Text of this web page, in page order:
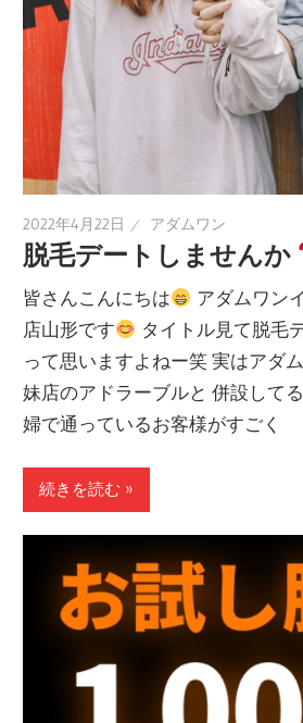
2022年4月22日 アダムワン
脱毛デートしませんか
皆さんこんにちは
アダムワン
店山形です
タイトル見て脱毛
って思いますよねー笑 実はアダ
妹店のアドラーブルと 併設して
婦で通っているお客様がすごく
続きを読む »